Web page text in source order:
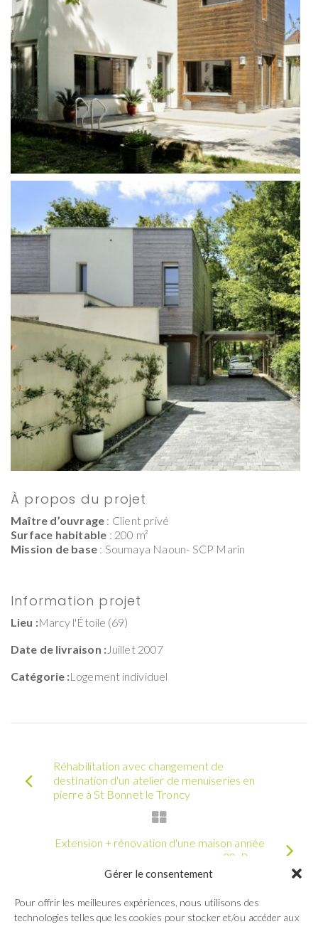
Gérer le consentement
Pour offrir les meilleures expériences, nous utilisons des
technologies telles que les cookies pour stocker et/ou accéder aux
À propos du projet
Maître d’ouvrage : Client privé
Surface habitable : 200 m²
Mission de base : Soumaya Naoun- SCP Marin
Information projet
Lieu :Marcy l'Étoile (69)
Date de livraison :Juillet 2007
Catégorie :Logement individuel
Réhabilitation avec changement de
destination d'un atelier de menuiseries en
pierre à St Bonnet le Troncy
Extension + rénovation d'une maison année
30, Bron